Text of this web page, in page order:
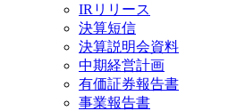
IRリリース
決算短信
決算説明会資料
中期経営計画
有価証券報告書
事業報告書